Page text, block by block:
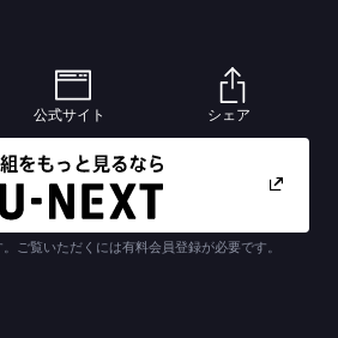
公式サイト シェア
ご覧いただくには有料会員登録が必要です。